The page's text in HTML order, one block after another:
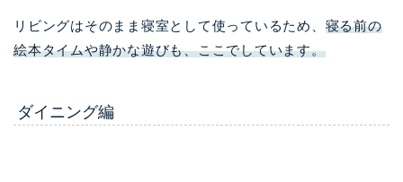
リビングはそのまま寝室として使っているため、 寝る前の
絵本タイムや静かな遊びも、ここでしています。
ダイニング編